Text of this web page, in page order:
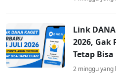
Link
2026, Gak
Tetap
2 minggu yang